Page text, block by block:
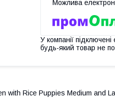
У компанії
будь-який товар не
with Rice Puppies Medium and